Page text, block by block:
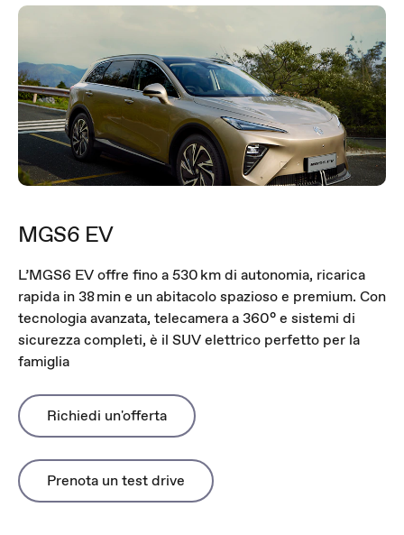
MGS6 EV
L’MGS6 EV offre fino a 530 km di autonomia, ricarica
rapida in 38 min e un abitacolo spazioso e premium. Con
tecnologia avanzata, telecamera a 360° e sistemi di
sicurezza completi, è il SUV elettrico perfetto per la
famiglia
Richiedi un'offerta
Prenota un test drive